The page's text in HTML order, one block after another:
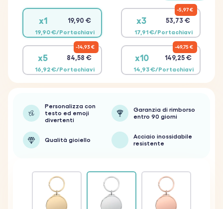
x1 19,90 €
19,90 €/Portachiavi
x3 53,73 €
17,91 €/Portachiavi
5,97 €
x5 84,58 €
16,92 €/Portachiavi
14,93 €
x10 149,25 €
14,93 €/Portachiavi
49,75 €
Personalizza con
testo ed emoji
divertenti
Garanzia di rimborso
entro 90 giorni
Qualità gioiello
Acciaio inossidabile
resistente